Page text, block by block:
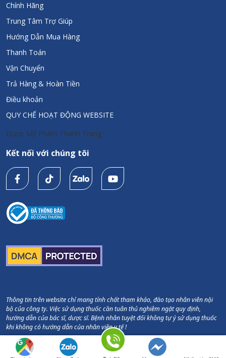
Chính Hãng
Trung Tâm Trợ Giúp
Hướng Dẫn Mua Hàng
Thanh Toán
Vận Chuyển
Trả Hàng & Hoàn Tiền
Điều khoản
QUY CHẾ HOẠT ĐỘNG WEBSITE
Dược Mỹ Phẩm Thanh Trang
Kết nối với chúng tôi
Thông tin trên website chỉ mang tính chất tham khảo, đào tạo nhân viên nội
bộ của công ty. Việc sử dụng thuốc cần tuân thủ nghiêm ngặt quy định,
hướng dẫn của bác sĩ, dược sĩ. Bệnh nhân tuyệt đối không tự ý sử dụng thuốc
khi không có hướng dẫn của nhân viên y tế !
Copyright © Thanh Trang Pharma. All Rights Reserved.